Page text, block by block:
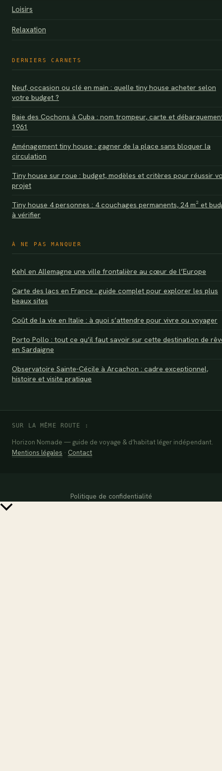
Loisirs
Relaxation
DERNIERS CARNETS
Neuf, occasion ou clé en main : quelle tiny house acheter selon
votre budget ?
Baie des Cochons à Cuba : nom trompeur, carte et
1961
Aménagement tiny house : gagner de la place sans bloquer la
circulation
Tiny house sur roue : budget, modèles et critères pour réussir
projet
Tiny house 4 personnes : 4 couchages permanents, 24 m² et
à vérifier
À NE PAS MANQUER
Kehl en Allemagne une ville frontalière au cœur de l’Europe
Carte des lacs en France : guide complet pour explorer les plus
beaux sites
Coût de la vie en Italie : à quoi s’attendre pour vivre ou voyager
Porto Pollo : tout ce qu’il faut savoir sur cette destination de
en Sardaigne
Observatoire Sainte-Cécile à Arcachon : cadre exceptionnel,
histoire et visite pratique
SUR LA MÊME ROUTE :
Horizon Nomade — guide de voyage & d’habitat léger indépendant.
Mentions légales · Contact
Politique de confidentialité